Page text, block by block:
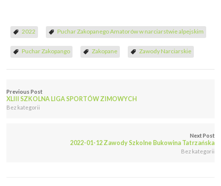
2022 Puchar Zakopanego Amatorów w narciarstwie alpejskim
Puchar Zakopango Zakopane Zawody Narciarskie
Previous Post
XLIII SZKOLNA LIGA SPORTÓW ZIMOWYCH
Bez kategorii
Next Post
2022-01-12 Zawody Szkolne Bukowina Tatrzańska
Bez kategorii